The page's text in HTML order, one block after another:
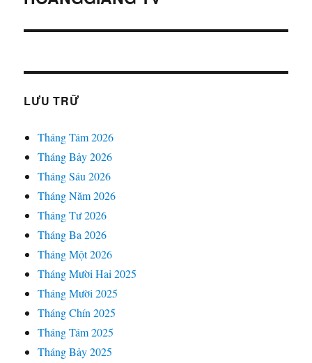
LƯU TRỮ
Tháng Tám 2026
Tháng Bảy 2026
Tháng Sáu 2026
Tháng Năm 2026
Tháng Tư 2026
Tháng Ba 2026
Tháng Một 2026
Tháng Mười Hai 2025
Tháng Mười 2025
Tháng Chín 2025
Tháng Tám 2025
Tháng Bảy 2025